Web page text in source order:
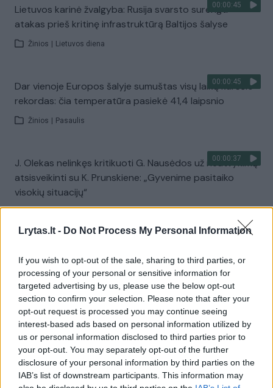
Lrytas.lt - Do Not Process My Personal Information
If you wish to opt-out of the sale, sharing to third parties, or
processing of your personal or sensitive information for
targeted advertising by us, please use the below opt-out
section to confirm your selection. Please note that after your
opt-out request is processed you may continue seeing
interest-based ads based on personal information utilized by
us or personal information disclosed to third parties prior to
your opt-out. You may separately opt-out of the further
disclosure of your personal information by third parties on the
IAB’s list of downstream participants. This information may
00:00:45
Lietuvos karinė žvalgyba: Rusija svarsto surengti
atakas prieš kritinę infrastruktūrą Baltijos šalyse
Žinios Lietuvos diena
00:00:45
Dar vienoje Europos šalyje sumuštas visų laikų karščio
rekordas: čia temperatūra pasiekė 41,4 laipsnio
Žinios Pasaulis
00:00:37
J. Olekas nelinkęs kritikuoti G. Nausėdos už neatvykimą
atsisveikinti su K. Prunskiene: „Gyvenime pasitaiko
visokių situacijų“
Žiūrimiausi įrašai
00:00:49
Pateikė daugiau detalių apie iš tėvų paimtus šešis
vaikus: jiems kilusi grėsmė